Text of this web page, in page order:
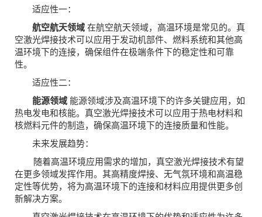
适应性一：
航空航天领域 在航空航天领域，高温环境是常见的。真
空激光焊接技术可以应用于发动机部件、燃料系统和其他高
温环境下的连接，确保组件在极端条件下的稳定性和可靠
性。
适应性二：
能源领域 能源领域涉及高温环境下的许多关键应用，如
热电发电和核能。真空激光焊接技术可以应用于热电材料和
核燃料元件的制造，确保高温环境下的连接质量和性能。
未来发展趋势：
随着高温环境应用需求的增加，真空激光焊接技术有望
在更多领域发挥作用。其高精度焊接、无气氛环境和高温稳
定性等优势，将为高温环境下的连接和材料应用提供更多创
新解决方案。